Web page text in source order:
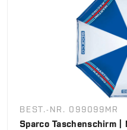
BEST.-NR. 099099MR
Sparco Taschenschirm |